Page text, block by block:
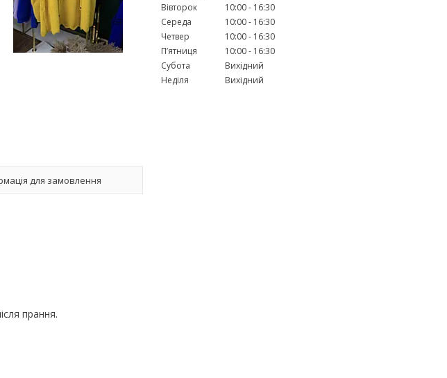
для замовлення
прання.
Вівторок
10:00
16:30
Середа
10:00
16:30
Четвер
10:00
16:30
Пʼятниця
10:00
16:30
Субота
Вихідний
Неділя
Вихідний